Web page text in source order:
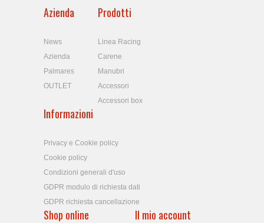
Azienda
News
Azienda
Palmares
OUTLET
Prodotti
Linea Racing
Carene
Manubri
Accessori
Accessori box
Informazioni
Privacy e Cookie policy
Cookie policy
Condizioni generali d'uso
GDPR modulo di richiesta dati
GDPR richiesta cancellazione
Shop online Il mio account